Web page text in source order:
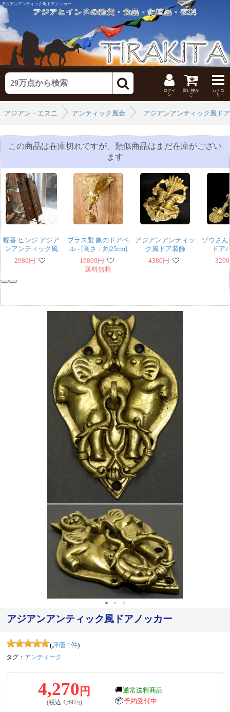
アジアンアンティック風ドアノッカー
ログイ
ン
買い物か
ご
カテゴ
リ
アジアン・エスニックなインテリア
アンティック風金属製品アジアンアンティック風ド
この商品は在庫切れですが、類似商品はまだ在庫がござい
ます
蝶番 ヒンジ アジア
ンアンティック風
2980 円
ブラス製 象のドアベ
ル - [高さ：約25cm]
19800 円
送料無料
アジアンアンティッ
ク風ドア装飾
4380 円
ゾウさ
ドア
3200
アジアンアンティック風ドアノッカー
(評価:1件)
タグ： アンティーク
4,270 円
(税込 4,697円)
🚚通常送料商品
📦予約受付中